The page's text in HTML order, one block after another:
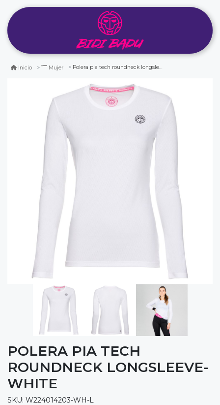
Inicio Mujer Polera pia tech roundneck longsleeve-white
POLERA PIA TECH
ROUNDNECK LONGSLEEVE-
WHITE
SKU: W224014203-WH-L